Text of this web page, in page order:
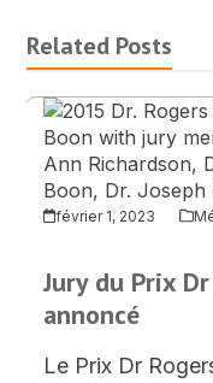
Related Posts
février 1, 2023
Jury du Prix
annoncé
Le Prix Dr